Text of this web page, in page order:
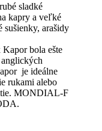
sladké
kapry a veľké
sušienky, arašidy
bola ešte
je ideálne
rukami alebo
MONDIAL-F